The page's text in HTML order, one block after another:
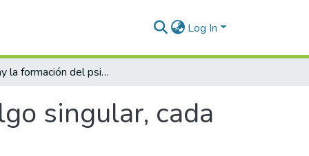
Log In
No hay la formación del psicológo, eso es algo singular, cada uno se forma solo
singular, cada